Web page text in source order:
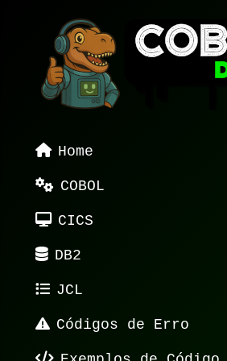
Home
COBOL
CICS
DB2
JCL
Códigos de Erro